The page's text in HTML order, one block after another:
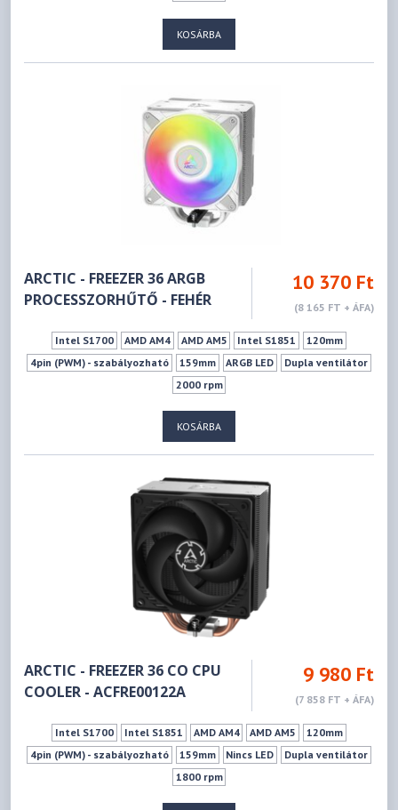
KOSÁRBA
ARCTIC - FREEZER 36 ARGB
PROCESSZORHŰTŐ - FEHÉR
10 370 Ft
(8 165 FT + ÁFA)
Intel S1700 AMD AM4 AMD AM5 Intel S1851
120mm
4pin (PWM) - szabályozható
159mm ARGB LED
Dupla ventilátor
2000 rpm
KOSÁRBA
ARCTIC - FREEZER 36 CO CPU
COOLER - ACFRE00122A
9 980 Ft
(7 858 FT + ÁFA)
Intel S1700 Intel S1851 AMD AM4 AMD AM5
120mm
4pin (PWM) - szabályozható
159mm Nincs LED
Dupla ventilátor
1800 rpm